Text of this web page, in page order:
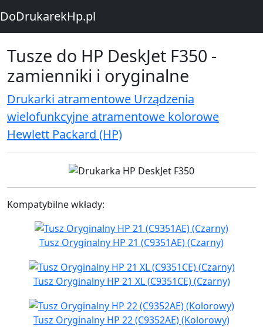
DoDrukarekHp.pl
Tusze do HP DeskJet F350 -
zamienniki i oryginalne
Drukarki atramentowe Urządzenia
wielofunkcyjne atramentowe kolorowe
Hewlett Packard (HP)
Kompatybilne wkłady:
Tusz Oryginalny HP 21 (C9351AE) (Czarny)
Tusz Oryginalny HP 21 XL (C9351CE) (Czarny)
Tusz Oryginalny HP 22 (C9352AE) (Kolorowy)